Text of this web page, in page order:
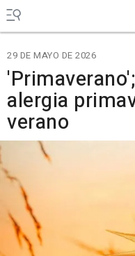
29 DE MAYO DE 2026
alergia
verano